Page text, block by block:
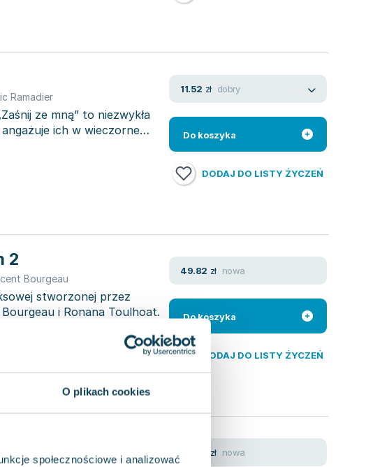
O plikach cookies
społecznościowe i analizować
Ramadier
ze mną” to niezwykła
ich w wieczorne
11.52 zł dobry
Do koszyka
DODAJ DO LISTY ŻYCZEŃ
2
Bourgeau
stworzonej przez
i Ronana Toulhoat.
49.82 zł nowa
Do koszyka
DODAJ DO LISTY ŻYCZEŃ
Toulhoat,Jakub Syty
zł nowa